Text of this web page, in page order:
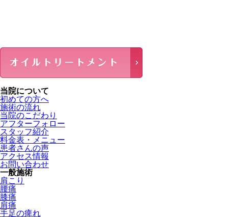
当院について
初めての方へ
施術の流れ
当院のこだわり
アフターフォロー
スタッフ紹介
料金表・メニュー
患者さんの声
アクセス情報
お問い合わせ
一般施術
肩こり
腰痛
膝痛
肩痛
手足の痺れ